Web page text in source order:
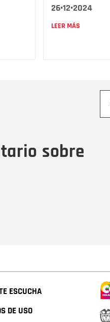
26•12•2024
LEER MÁS
sobre
ESCUCHA
DE USO